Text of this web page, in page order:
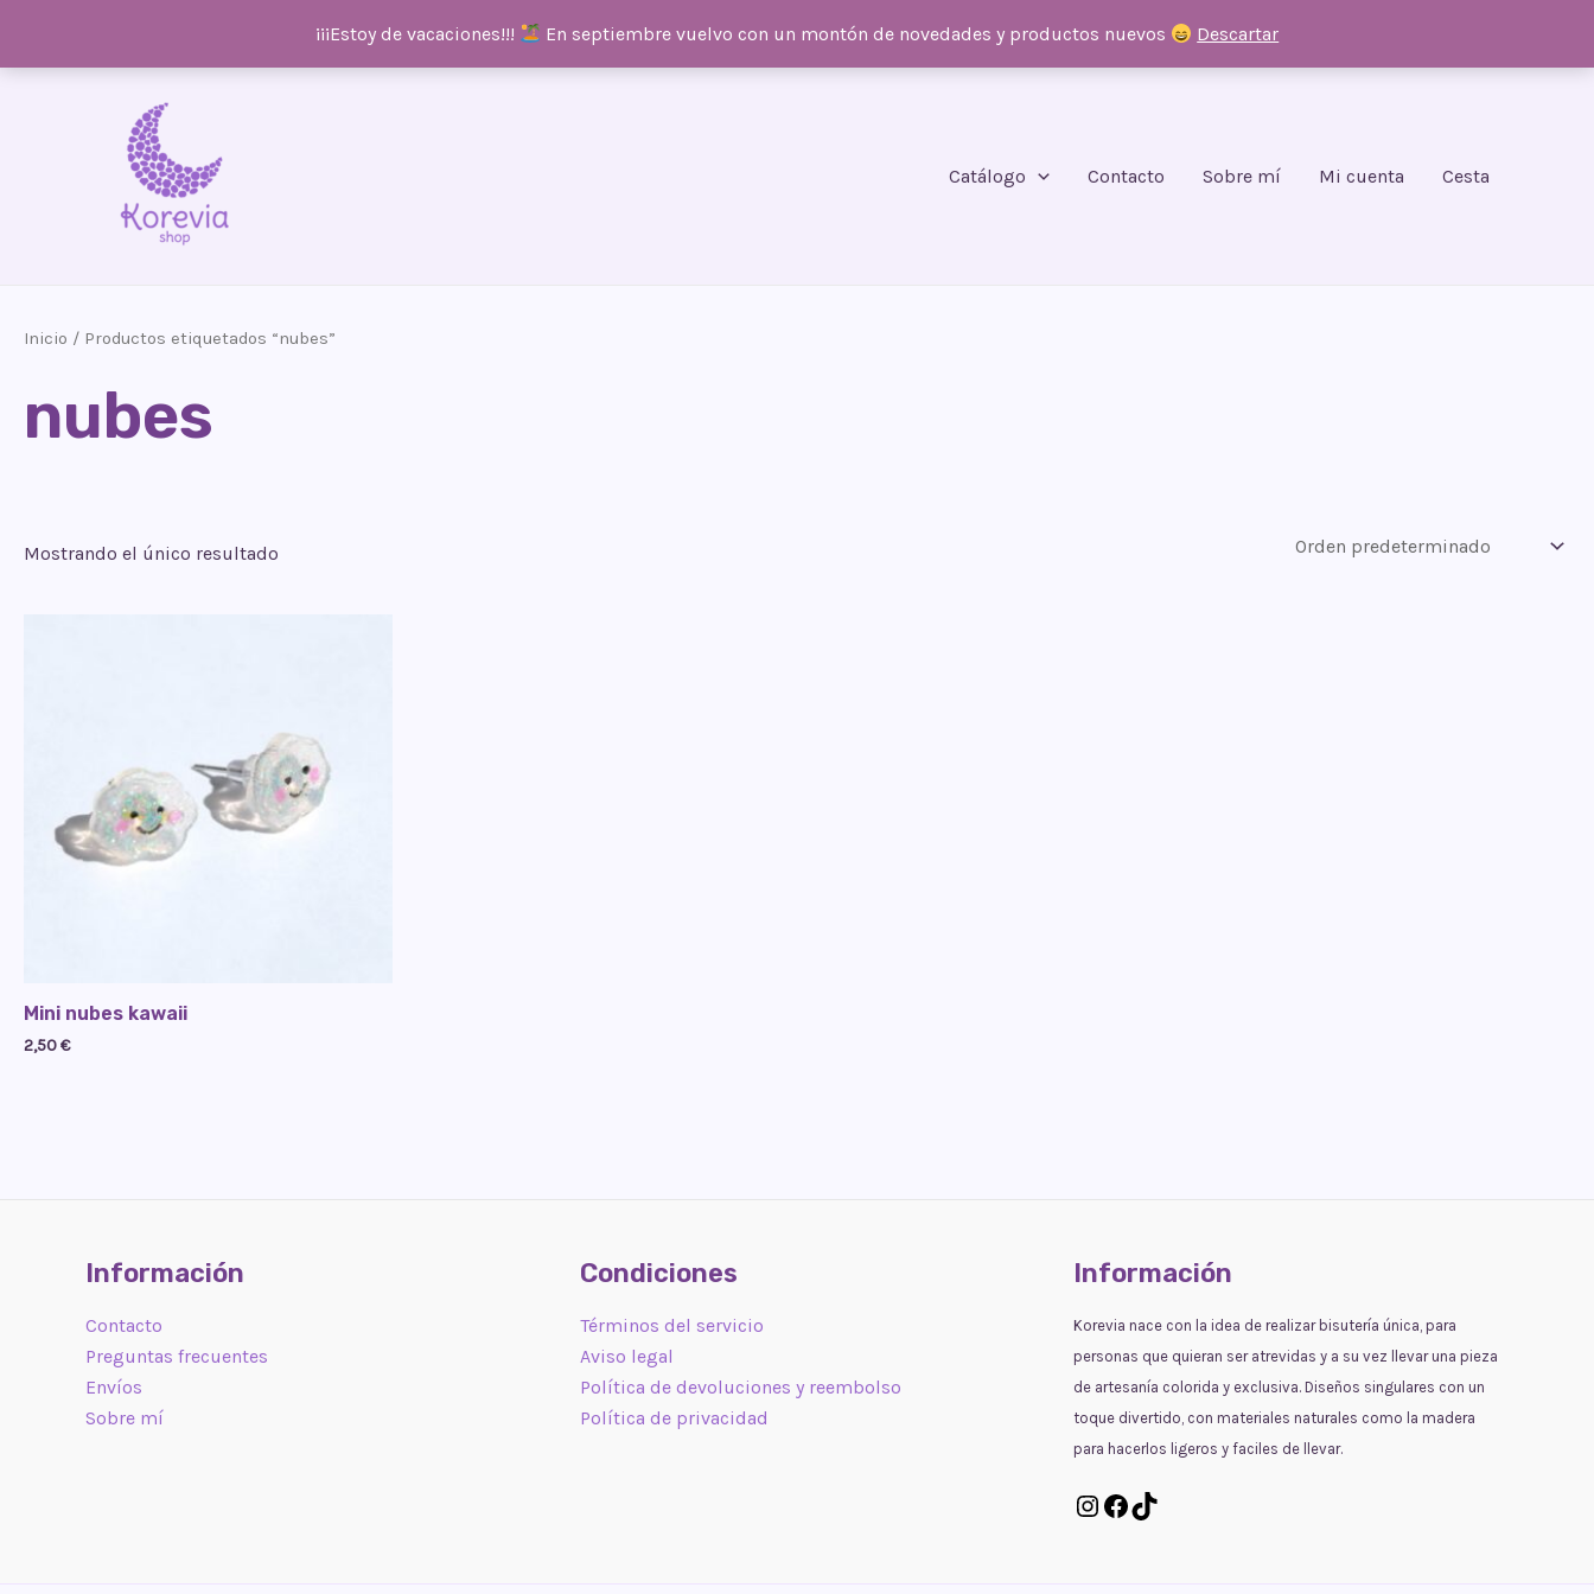
¡¡¡Estoy de vacaciones!!! En septiembre vuelvo con un montón de novedades y productos nuevos Descartar
Catálogo
Contacto Sobre mí Mi cuenta Cesta
Inicio / Productos etiquetados “nubes”
nubes
Mostrando el único resultado
Mini nubes kawaii
2,50€
Información
Contacto
Preguntas frecuentes
Envíos
Sobre mí
Condiciones
Términos del servicio
Aviso legal
Política de devoluciones y reembolso
Política de privacidad
Información
Korevia nace con la idea de realizar bisutería única, para
personas que quieran ser atrevidas y a su vez llevar una pieza
de artesanía colorida y exclusiva. Diseños singulares con un
toque divertido, con materiales naturales como la madera
para hacerlos ligeros y faciles de llevar.
Instagram
Facebook